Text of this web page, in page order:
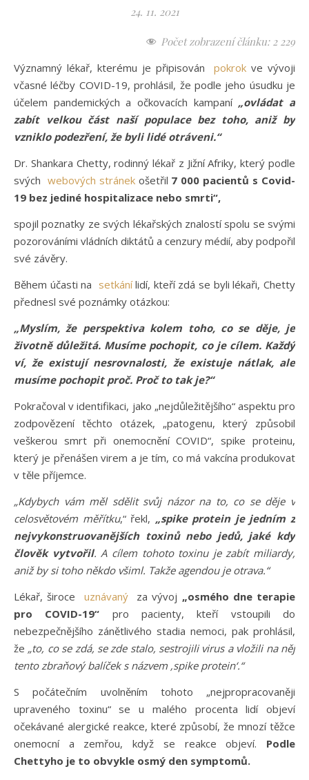
24. 11. 2021
Počet zobrazení článku: 2 229
Významný lékař, kterému je připisovánpokrok ve vývoji
včasné léčby COVID-19, prohlásil, že podle jeho úsudku je
účelem pandemických a očkovacích kampaní „ovládat a
zabít velkou část naší populace bez toho, aniž by
vzniklo podezření, že byli lidé otráveni.“
Dr. Shankara Chetty, rodinný lékař z Jižní Afriky, který podle
svých webových stránekošetřil 7 000 pacientů s Covid-
19 bez jediné hospitalizace nebo smrti“,
spojil poznatky ze svých lékařských znalostí spolu se svými
pozorováními vládních diktátů a cenzury médií, aby podpořil
své závěry.
Během účasti na setkánílidí, kteří zdá se byli lékaři, Chetty
přednesl své poznámky otázkou:
„Myslím, že perspektiva kolem toho, co se děje, je
životně důležitá. Musíme pochopit, co je cílem. Každý
ví, že existují nesrovnalosti, že existuje nátlak, ale
musíme pochopit proč. Proč to tak je?“
Pokračoval v identifikaci, jako „nejdůležitějšího“ aspektu pro
zodpovězení těchto otázek, „patogenu, který způsobil
veškerou smrt při onemocnění COVID“, spike proteinu,
který je přenášen virem a je tím, co má vakcína produkovat
v těle příjemce.
„Kdybych vám měl sdělit svůj názor na to, co se děje v
celosvětovém měřítku,“ řekl, „spike protein je jedním z
nejvykonstruovanějších toxinů nebo jedů, jaké kdy
člověk vytvořil. A cílem tohoto toxinu je zabít miliardy,
aniž by si toho někdo všiml. Takže agendou je otrava.“
Lékař, široce uznávanýza vývoj „osmého dne terapie
pro COVID-19“ pro pacienty, kteří vstoupili do
nebezpečnějšího zánětlivého stadia nemoci, pak prohlásil,
že „to, co se zdá, se zde stalo, sestrojili virus a vložili na něj
tento zbraňový balíček s názvem ‚spike protein‘.“
S počátečním uvolněním tohoto „nejpropracovaněji
upraveného toxinu“ se u malého procenta lidí objeví
očekávané alergické reakce, které způsobí, že mnozí těžce
onemocní a zemřou, když se reakce objeví. Podle
Chettyho je to obvykle osmý den symptomů.